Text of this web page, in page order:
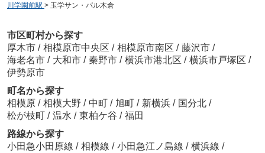
川学園前駅 > 玉学サン・パル木倉
市区町村から探す
厚木市 / 相模原市中央区 / 相模原市南区 / 藤沢市 /
海老名市 / 大和市 / 秦野市 / 横浜市港北区 / 横浜市戸塚区 /
伊勢原市
町名から探す
相模原 / 相模大野 / 中町 / 旭町 / 新横浜 / 国分北 /
松が枝町 / 温水 / 東柏ケ谷 / 福田
路線から探す
小田急小田原線 / 相模線 / 小田急江ノ島線 / 横浜線 /